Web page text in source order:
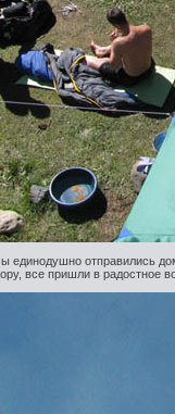
единодушно отправились
все пришли в радостное